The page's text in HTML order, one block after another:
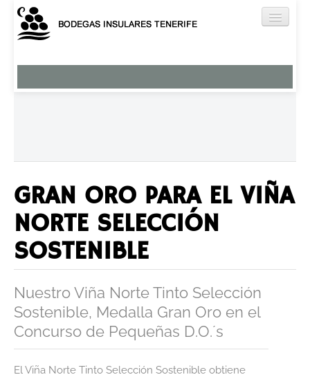
Viña Norte
Humboldt
Aguardientes y licores
Vermut
Bodega
Enoturismo
Premios
GRAN ORO PARA EL VIÑA
NORTE SELECCIÓN
SOSTENIBLE
Nuestro Viña Norte Tinto Selección
Sostenible, Medalla Gran Oro en el
Concurso de Pequeñas D.O.´s
El Viña Norte Tinto Selección Sostenible obtiene